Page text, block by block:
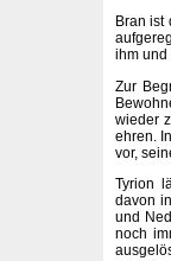
Bran ist
ihm und
Zur
wieder
ehren.
vor,
Tyrion
davon
und
noch